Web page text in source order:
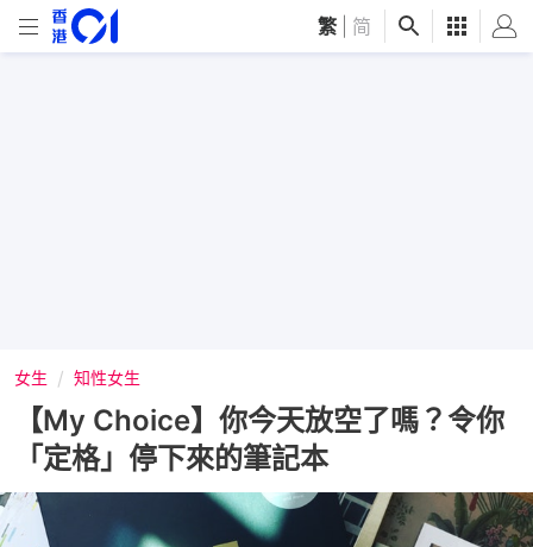
繁 简
女生 知性女生
【My Choice】你今天放空了嗎？令你
「定格」停下來的筆記本